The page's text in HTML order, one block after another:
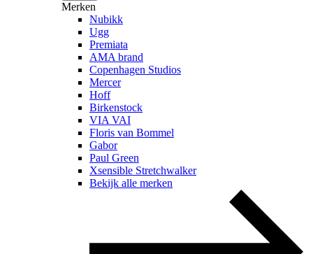
Merken
Nubikk
Ugg
Premiata
AMA brand
Copenhagen Studios
Mercer
Hoff
Birkenstock
VIA VAI
Floris van Bommel
Gabor
Paul Green
Xsensible Stretchwalker
Bekijk alle merken